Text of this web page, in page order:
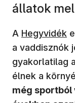
állatok
A (új
Hegyvidék
a vaddisznók
gyakorlatilag
élnek a
még sportból